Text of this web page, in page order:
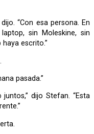
sin Moleskine, sin
escrito.”
pasada.”